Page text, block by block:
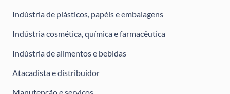
Indústria de plásticos, papéis e embalagens
Indústria cosmética, química e farmacêutica
Indústria de alimentos e bebidas
Atacadista e distribuidor
Manutenção e serviços